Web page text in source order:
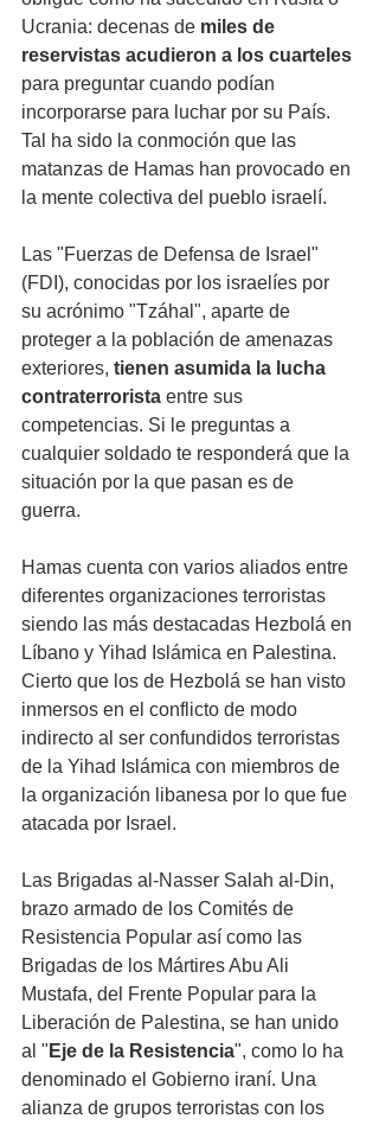
Ucrania: decenas de miles de
reservistas acudieron a los cuarteles
para preguntar cuando podían
incorporarse para luchar por su País.
Tal ha sido la conmoción que las
matanzas de Hamas han provocado en
la mente colectiva del pueblo israelí.
Las "Fuerzas de Defensa de Israel"
(FDI), conocidas por los israelíes por
su acrónimo "Tzáhal", aparte de
proteger a la población de amenazas
exteriores, tienen asumida la lucha
contraterrorista entre sus
competencias. Si le preguntas a
cualquier soldado te responderá que la
situación por la que pasan es de
guerra.
Hamas cuenta con varios aliados entre
diferentes organizaciones terroristas
siendo las más destacadas Hezbolá en
Líbano y Yihad Islámica en Palestina.
Cierto que los de Hezbolá se han visto
inmersos en el conflicto de modo
indirecto al ser confundidos terroristas
de la Yihad Islámica con miembros de
la organización libanesa por lo que fue
atacada por Israel.
Las Brigadas al-Nasser Salah al-Din,
brazo armado de los Comités de
Resistencia Popular así como las
Brigadas de los Mártires Abu Ali
Mustafa, del Frente Popular para la
Liberación de Palestina, se han unido
al " Eje de la Resistencia", como lo ha
denominado el Gobierno iraní. Una
alianza de grupos terroristas con los